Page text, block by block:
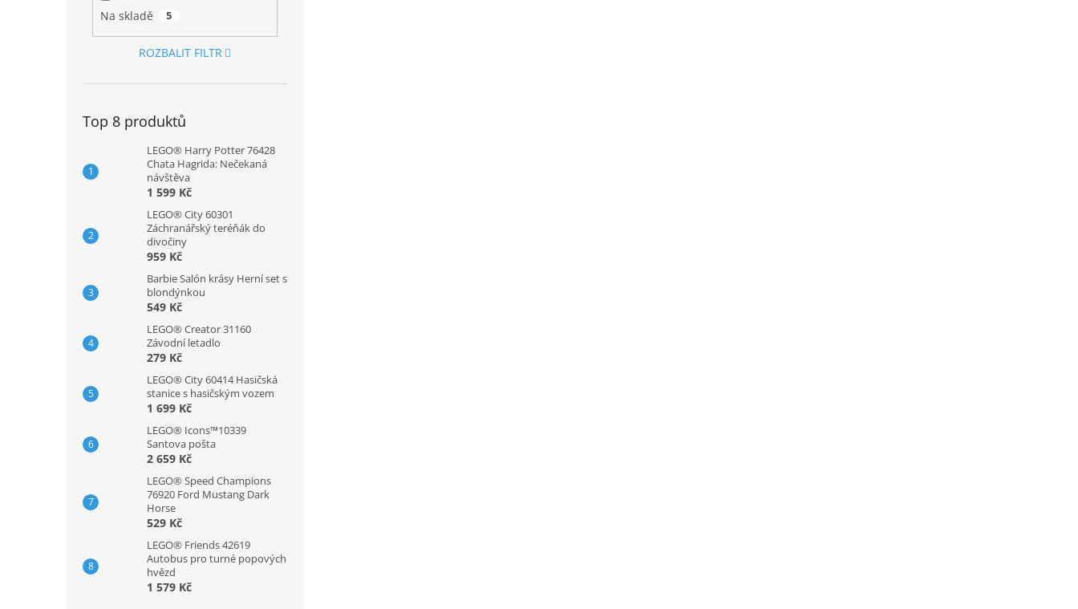
Na skladě 5
ROZBALIT FILTR
Top 8 produktů
LEGO® Harry Potter 76428
Chata Hagrida: Nečekaná
návštěva
1 599 Kč
LEGO® City 60301
Záchranářský teréňák do
divočiny
959 Kč
Barbie Salón krásy Herní set s
blondýnkou
549 Kč
LEGO® Creator 31160
Závodní letadlo
279 Kč
LEGO® City 60414 Hasičská
stanice s hasičským vozem
1 699 Kč
LEGO® Icons™10339
Santova pošta
2 659 Kč
LEGO® Speed Champions
76920 Ford Mustang Dark
Horse
529 Kč
LEGO® Friends 42619
Autobus pro turné popových
hvězd
1 579 Kč